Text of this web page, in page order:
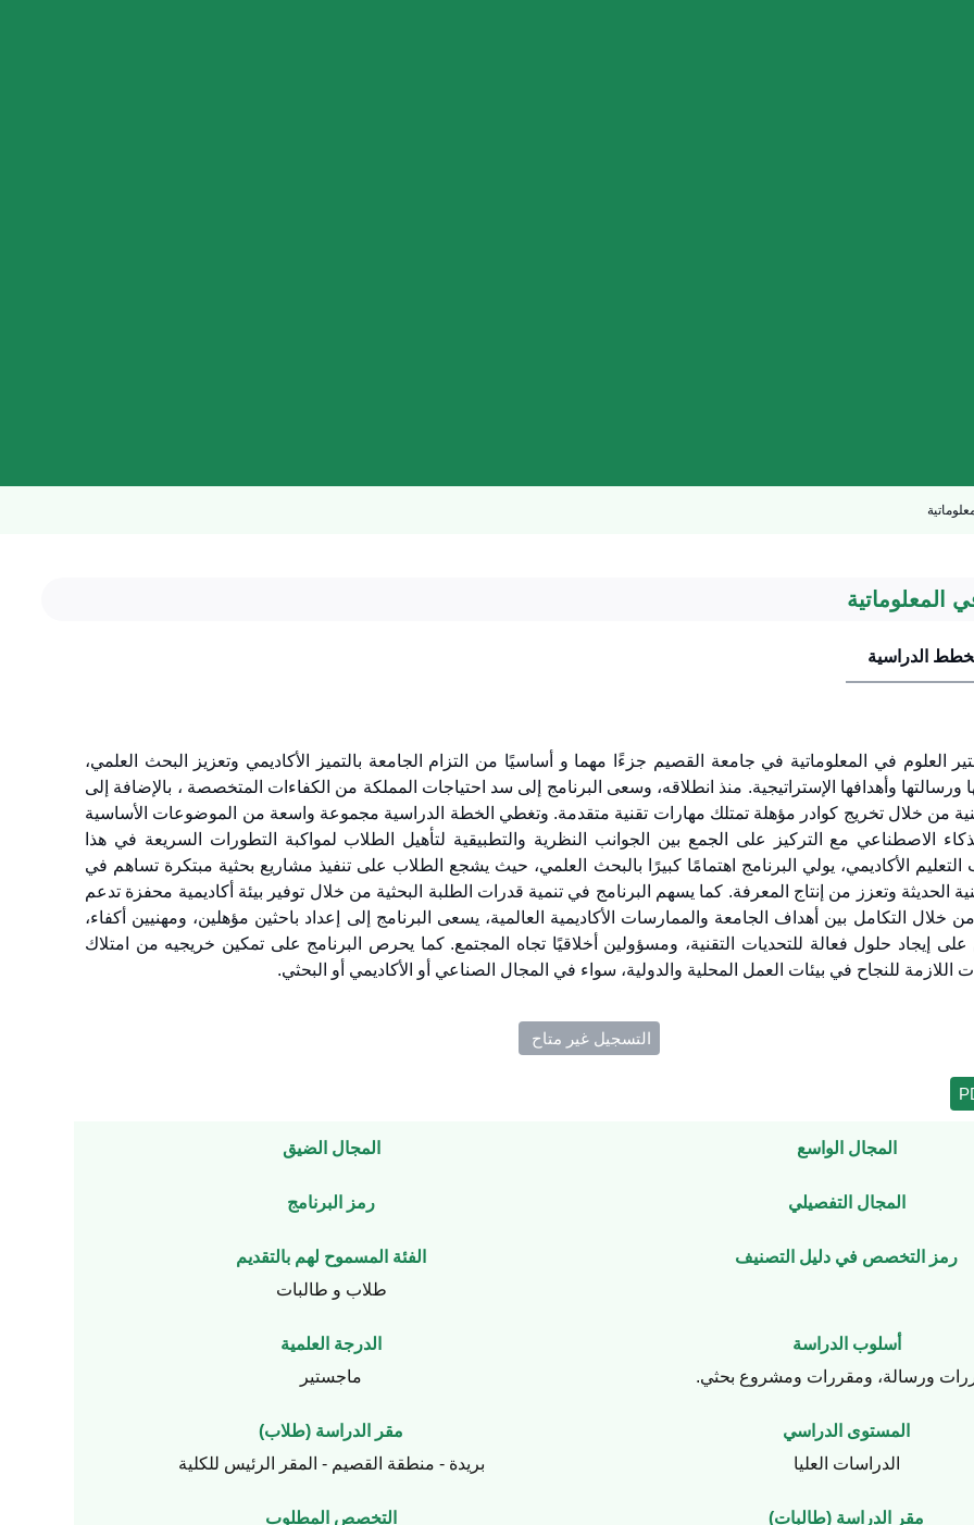
المعلوماتية
الدراسية
العلوم في المعلوماتية في جامعة القصيم جزءًا مهما و أساسيًا من التزام الجامعة بالتميز الأكاديمي وتعزيز البحث العلمي،
ورسالتها وأهدافها الإستراتيجية. منذ انطلاقه، وسعى البرنامج إلى سد احتياجات المملكة من الكفاءات المتخصصة ، بالإضافة إلى
من خلال تخريج كوادر مؤهلة تمتلك مهارات تقنية متقدمة. وتغطي الخطة الدراسية مجموعة واسعة من الموضوعات الأساسية
الاصطناعي مع التركيز على الجمع بين الجوانب النظرية والتطبيقية لتأهيل الطلاب لمواكبة التطورات السريعة في هذا
التعليم الأكاديمي، يولي البرنامج اهتمامًا كبيرًا بالبحث العلمي، حيث يشجع الطلاب على تنفيذ مشاريع بحثية مبتكرة تساهم في
الحديثة وتعزز من إنتاج المعرفة. كما يسهم البرنامج في تنمية قدرات الطلبة البحثية من خلال توفير بيئة أكاديمية محفزة تدعم
من خلال التكامل بين أهداف الجامعة والممارسات الأكاديمية العالمية، يسعى البرنامج إلى إعداد باحثين مؤهلين، ومهنيين أكفاء،
على إيجاد حلول فعالة للتحديات التقنية، ومسؤولين أخلاقيًا تجاه المجتمع. كما يحرص البرنامج على تمكين خريجيه من امتلاك
اللازمة للنجاح في بيئات العمل المحلية والدولية، سواء في المجال الصناعي أو الأكاديمي أو البحثي.
التسجيل غير متاح ​
المجال الواسع المجال الضيق
المجال التفصيلي رمز البرنامج
رمز التخصص في دليل التصنيف
الفئة المسموح لهم بالتقديم
طلاب و طالبات
أسلوب الدراسة
ورسالة، ومقررات ومشروع بحثي.
الدرجة العلمية
ماجستير
المستوى الدراسي
الدراسات العليا
مقر الدراسة (طلاب)
بريدة - منطقة القصيم - المقر الرئيس للكلية
مقر الدراسة (طالبات)
التخصص المطلوب